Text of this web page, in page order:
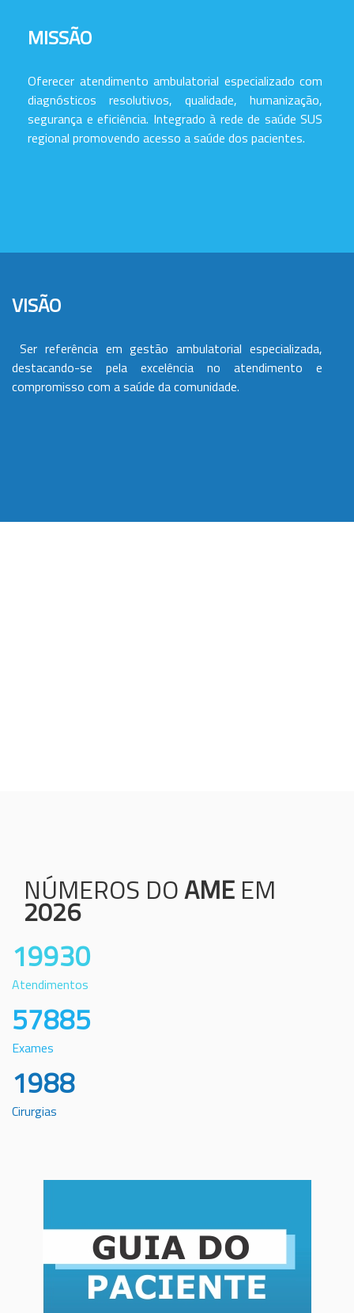
MISSÃO
Oferecer atendimento ambulatorial especializado com
diagnósticos resolutivos, qualidade, humanização,
segurança e eficiência. Integrado à rede de saúde SUS
regional promovendo acesso a saúde dos pacientes.
VISÃO
Ser referência em gestão ambulatorial especializada,
destacando-se pela excelência no atendimento e
compromisso com a saúde da comunidade.
NÚMEROS DOAME EM
2026
19930
Atendimentos
57885
Exames
1988
Cirurgias